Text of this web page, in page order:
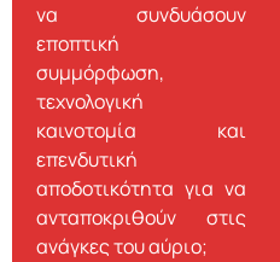
να συνδυάσουν
εποπτική
συμμόρφωση,
τεχνολογική
καινοτομία και
επενδυτική
αποδοτικότητα για να
ανταποκριθούν στις
ανάγκες του αύριο;